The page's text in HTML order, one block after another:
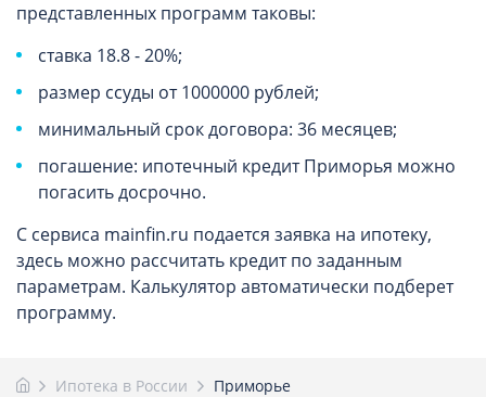
представленных программ таковы:
ставка 18.8 - 20%;
размер ссуды от 1000000 рублей;
минимальный срок договора: 36 месяцев;
погашение: ипотечный кредит Приморья можно
погасить досрочно.
С сервиса mainfin.ru подается заявка на ипотеку,
здесь можно рассчитать кредит по заданным
параметрам. Калькулятор автоматически подберет
программу.
Ипотека в России Приморье